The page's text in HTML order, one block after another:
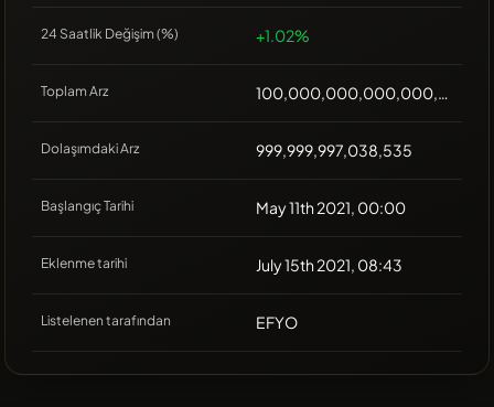
24 Saatlik Değişim (%) +1.02%
Toplam Arz 100,000,000,000,000,000
Dolaşımdaki Arz 999,999,997,038,535
Başlangıç Tarihi May 11th 2021, 00:00
Eklenme tarihi July 15th 2021, 08:43
Listelenen tarafından EFYO